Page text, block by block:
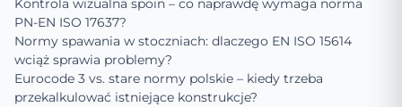
Kontrola wizualna spoin – co naprawdę wymaga norma
PN-EN ISO 17637?
Normy spawania w stoczniach: dlaczego EN ISO 15614
wciąż sprawia problemy?
Eurocode 3 vs. stare normy polskie – kiedy trzeba
przekalkulować istniejące konstrukcje?